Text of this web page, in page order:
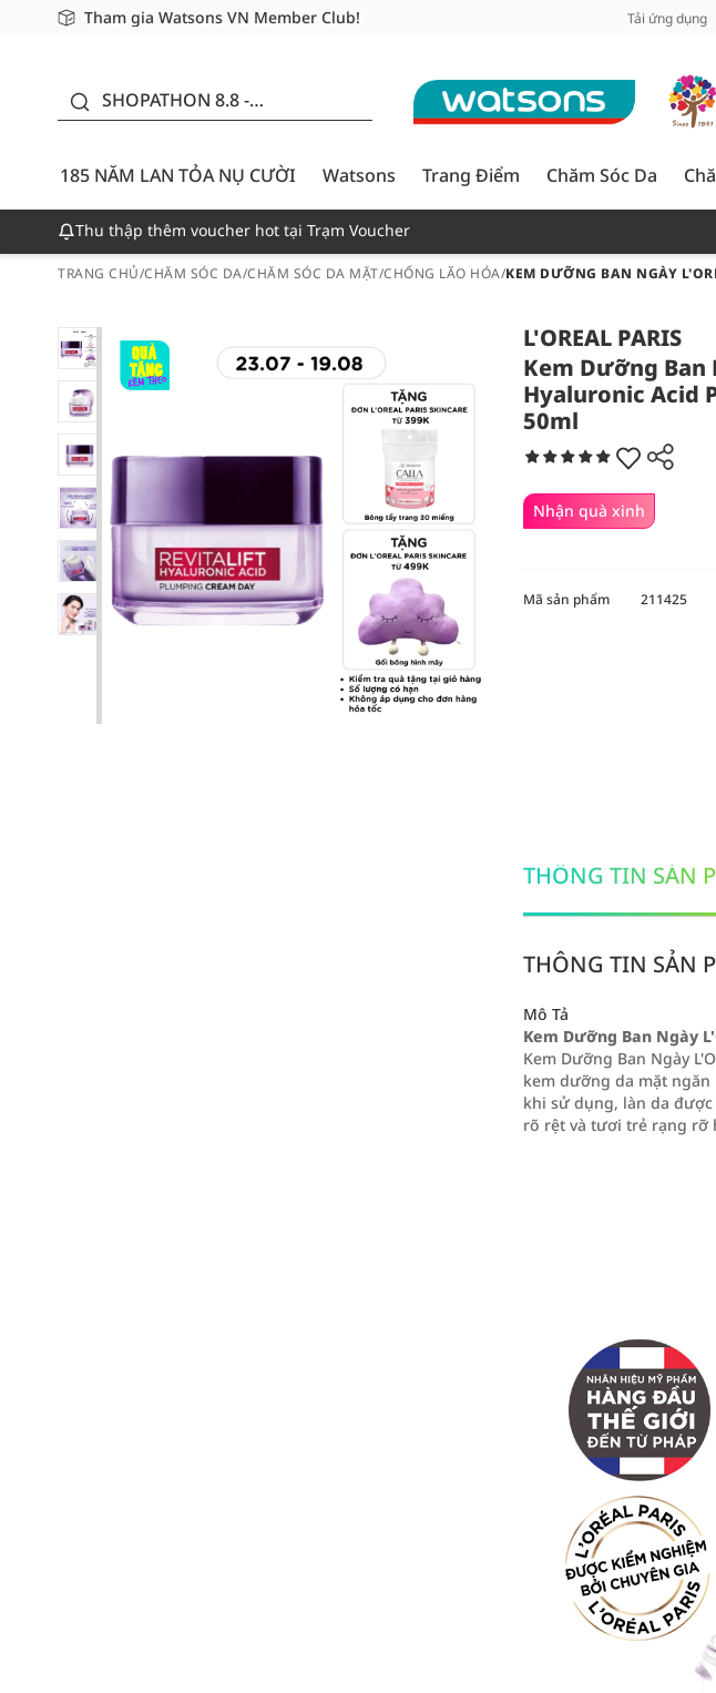
Tham gia Watsons VN Member Club!
Miễn phí giao hàng cho đơn hàng từ 249,000Đ
Giao hàng nhanh 24h - Áp dụng khu vực TP. Hồ Chí Minh Tải ứng dụng
SHOPATHON 8.8 -
CƯỜI - GIẢM ĐẾN
50%
185 NĂM LAN TỎA NỤ CƯỜI
Watsons Trang Điểm Chăm Sóc Da
Thu thập thêm voucher hot tại Trạm Voucher
TRANG CHỦ/CHĂM SÓC DA/CHĂM SÓC DA MẶT/CHỐNG LÃO HÓA/KEM DƯỠNG BAN NGÀY
L'OREAL PARIS
Kem Dưỡng Ban
Hyaluronic Acid
50ml
Nhận quà xinh
Mã sản phẩm 211425
THÔNG TIN SẢN
THÔNG TIN SẢN
Mô Tả
Kem Dưỡng Ban Ngày
Kem Dưỡng Ban Ngày
kem dưỡng da mặt
khi sử dụng, làn da
rõ rệt và tươi trẻ rạng rỡ